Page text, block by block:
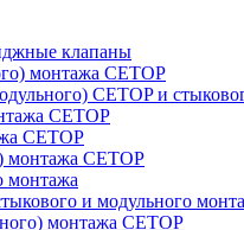
клапаны
монтажa CETOP
CETOP и
CETOP
CETOP
монтажа CETOP
монтажа
и модульного
монтажа CETOP